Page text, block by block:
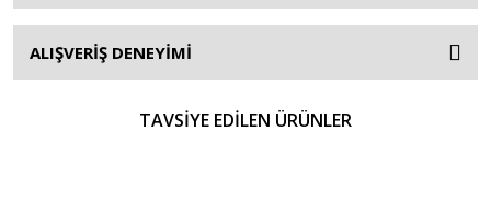
ALIŞVERİŞ DENEYİMİ
TAVSİYE EDİLEN ÜRÜNLER